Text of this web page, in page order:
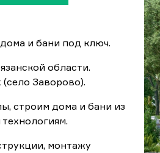
и бани под ключ.
области.
Заворово).
строим дома и бани из
монтажу